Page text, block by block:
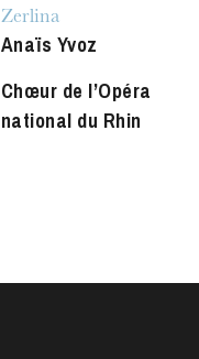
Zerlina
Anaïs Yvoz
Chœur de l’Opéra
national du Rhin